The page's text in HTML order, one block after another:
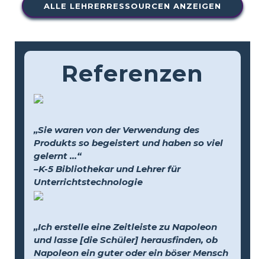
ALLE LEHRERRESSOURCEN ANZEIGEN
Referenzen
„Sie waren von der Verwendung des
Produkts so begeistert und haben so viel
gelernt …“
–K-5 Bibliothekar und Lehrer für
Unterrichtstechnologie
„Ich erstelle eine Zeitleiste zu Napoleon
und lasse [die Schüler] herausfinden, ob
Napoleon ein guter oder ein böser Mensch